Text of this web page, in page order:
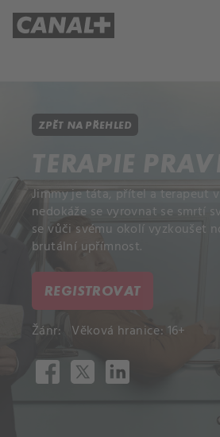
ZPĚT NA PŘEHLED
TERAPIE
Jimmy je táta, přítel a terapeut v
nedokáže se vyrovnat se smrtí
se vůči svému okolí vyzkoušet
brutální upřímnost.
REGISTROVAT
Žánr: Věková hranice: 16+